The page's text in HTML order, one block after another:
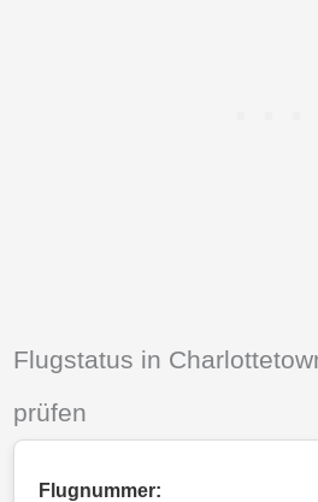
Flugstatus in
prüfen
Flugnummer: